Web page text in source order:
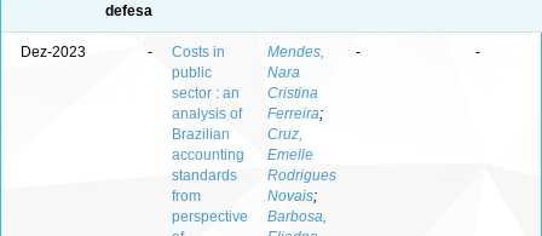
defesa
Dez-2023 -
Costs in
public
sector : an
analysis of
Brazilian
accounting
standards
from
perspective
Mendes,
Nara
Cristina
Ferreira;
Cruz,
Emelle
Rodrigues
Novais;
Barbosa,
- -